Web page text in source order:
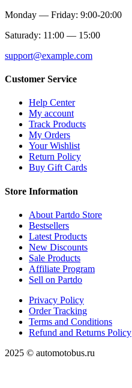
Monday — Friday: 9:00-20:00
Saturady: 11:00 — 15:00
support@example.com
Customer Service
Help Center
My account
Track Products
My Orders
Your Wishlist
Return Policy
Buy Gift Cards
Store Information
About Partdo Store
Bestsellers
Latest Products
New Discounts
Sale Products
Affiliate Program
Sell on Partdo
Privacy Policy
Order Tracking
Terms and Conditions
Refund and Returns Policy
2025 © automotobus.ru